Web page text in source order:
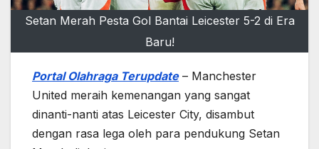
Setan Merah Pesta Gol Bantai Leicester 5-2 di Era
Baru!
Portal Olahraga Terupdate– Manchester
United meraih kemenangan yang sangat
dinanti-nanti atas Leicester City, disambut
dengan rasa lega oleh para pendukung Setan